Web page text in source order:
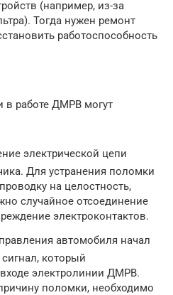
(например, из-за
Тогда нужен ремонт
работоспособность
в работе ДМРВ могут
электрической цепи
Для устранения поломки
на целостность,
случайное отсоединение
электроконтактов.
автомобиля начал
который
электролинии ДМРВ.
поломки, необходимо